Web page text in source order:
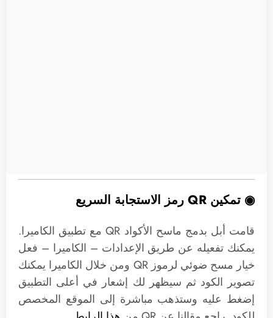
◉ تمكين QR رمز الاستجابة السريع
قامت أبل بدمج ماسح الأكواد QR مع تطبيق الكاميرا.
يمكنك تفعيله عن طريق الإعدادات – الكاميرا – فعل
خيار مسح ضوئي لرموز QR ومن خلال الكاميرا يمكنك
تصوير الكود ثم سيظهر لك إشعار في أعلى التطبيق
إضغط عليه وستذهب مباشرة إلى الموقع المخصص